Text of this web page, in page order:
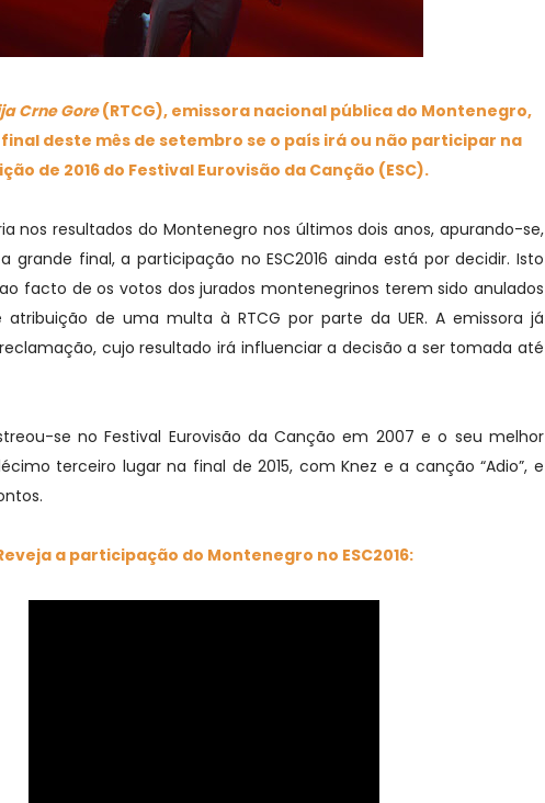
Crne Gore (RTCG), emissora nacional pública do Montenegro,
deste mês de setembro se o país irá ou não participar na
de 2016 do Festival Eurovisão da Canção (ESC).
nos resultados do Montenegro nos últimos dois anos, apurando-se,
grande final, a participação no ESC2016 ainda está por decidir. Isto
facto de os votos dos jurados montenegrinos terem sido anulados
de uma multa à RTCG por parte da UER. A emissora já
cujo resultado irá influenciar a decisão a ser tomada até
se no Festival Eurovisão da Canção em 2007 e o seu melhor
terceiro lugar na final de 2015, com Knez e a canção “Adio”, e
a participação do Montenegro no ESC2016: